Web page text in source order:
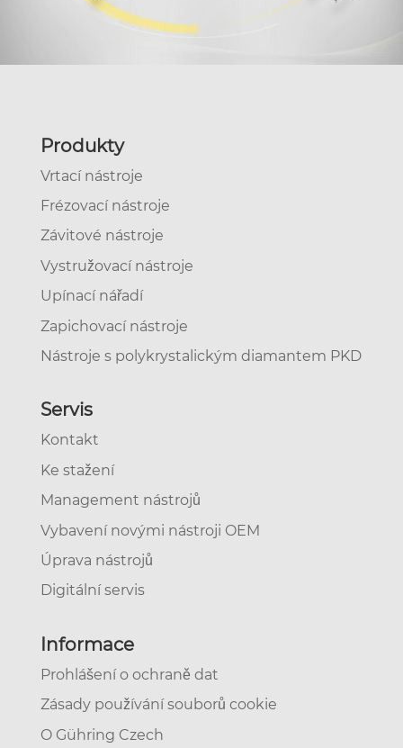
Produkty
Vrtací nástroje
Frézovací nástroje
Závitové nástroje
Vystružovací nástroje
Upínací nářadí
Zapichovací nástroje
Nástroje s polykrystalickým diamantem PKD
Servis
Kontakt
Ke stažení
Management nástrojů
Vybavení novými nástroji OEM
Úprava nástrojů
Digitální servis
Informace
Prohlášení o ochraně dat
Zásady používání souborů cookie
O Gühring Czech